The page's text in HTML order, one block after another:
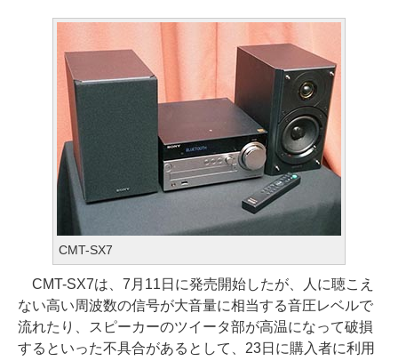
CMT-SX7
CMT-SX7は、7月11日に発売開始したが、人に聴こえ
ない高い周波数の信号が大音量に相当する音圧レベルで
流れたり、スピーカーのツイータ部が高温になって破損
するといった不具合があるとして、23日に購入者に利用